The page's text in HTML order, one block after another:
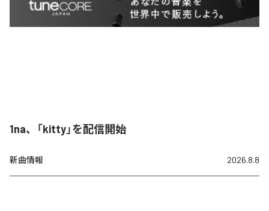
1na、「kitty」を配信開始
新曲情報 2026.8.8